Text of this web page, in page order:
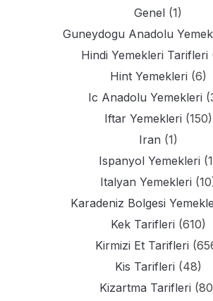
Genel (1)
Guneydogu Anadolu
Hindi Yemekleri Tarifleri
Hint Yemekleri (6)
Ic Anadolu Yemekleri
Iftar Yemekleri (150)
Iran (1)
Ispanyol Yemekleri
Italyan Yemekleri
Karadeniz Bolgesi
Kek Tarifleri (610)
Kirmizi Et Tarifleri
Kis Tarifleri (48)
Kizartma Tarifleri